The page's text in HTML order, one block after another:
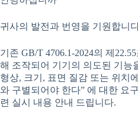
귀사의 발전과 번영을 기원합니
기존 GB/T 4706.1-2024의 제
해 조작되어 기기의 의도된 기능
형상, 크기, 표면 질감 또는 위치
와 구별되어야 한다” 에 대한 요
련 실시 내용 안내 드립니다.